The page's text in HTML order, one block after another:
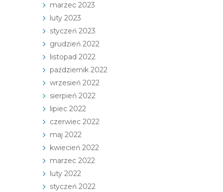
marzec 2023
luty 2023
styczeń 2023
grudzień 2022
listopad 2022
październik 2022
wrzesień 2022
sierpień 2022
lipiec 2022
czerwiec 2022
maj 2022
kwiecień 2022
marzec 2022
luty 2022
styczeń 2022